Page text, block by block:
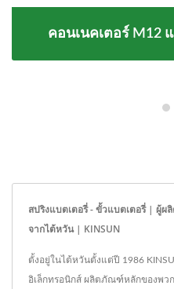
คอนเนคเตอร์ M12
สปริงแบตเตอรี่ - ขั้วแบตเตอรี่ | ผู้ผ
จากไต้หวัน | KINSUN
ตั้งอยู่ในไต้หวันตั้งแต่ปี 1986
อิเล็กทรอนิกส์ ผลิตภัณฑ์หลักของพว